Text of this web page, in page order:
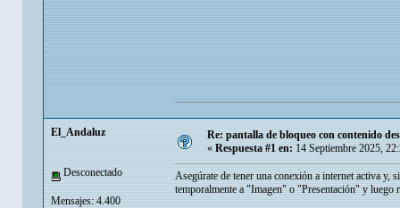
El_Andaluz
Desconectado
Mensajes: 4.400
Re: pantalla de bloqueo con contenido
« Respuesta #1 en: 14 Septiembre 2025,
Asegúrate de tener una conexión a internet activa y,
temporalmente a "Imagen" o "Presentación" y luego